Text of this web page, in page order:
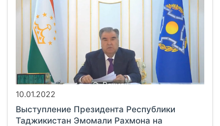
10.01.2022
Выступление Президента Республики
Таджикистан Эмомали Рахмона на